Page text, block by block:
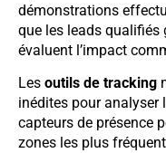
démonstrations
que les leads qualifiés
évaluent l’impact
Les outils de tracking
inédites pour analyser
capteurs de présence
zones les plus